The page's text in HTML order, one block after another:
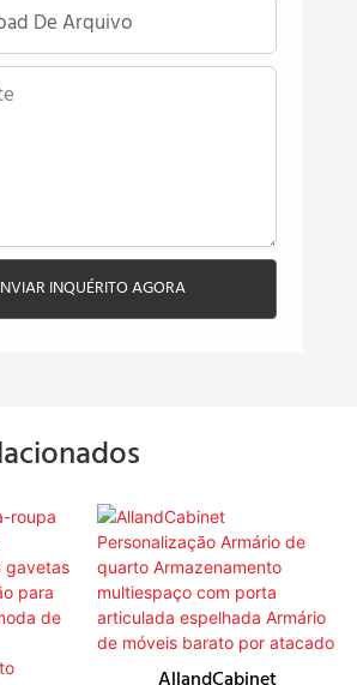
De Arquivo
INQUÉRITO AGORA